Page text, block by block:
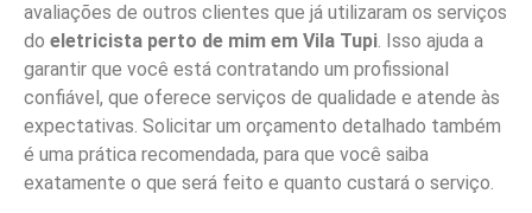
avaliações de outros clientes que já utilizaram os serviços
do eletricista perto de mim em Vila Tupi. Isso ajuda a
garantir que você está contratando um profissional
confiável, que oferece serviços de qualidade e atende às
expectativas. Solicitar um orçamento detalhado também
é uma prática recomendada, para que você saiba
exatamente o que será feito e quanto custará o serviço.